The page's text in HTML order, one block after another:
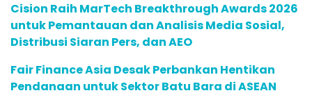
Cision Raih MarTech Breakthrough Awards 2026
untuk Pemantauan dan Analisis Media Sosial,
Distribusi Siaran Pers, dan AEO
Fair Finance Asia Desak Perbankan Hentikan
Pendanaan untuk Sektor Batu Bara di ASEAN